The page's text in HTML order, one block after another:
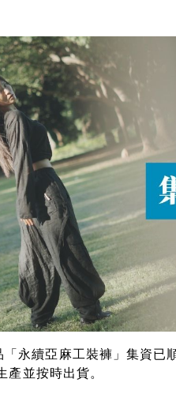
永續亞麻工裝褲」集資已
並按時出貨。